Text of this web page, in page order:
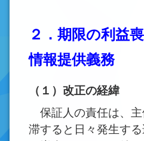
２．期限の利益
情報提供義務
（１）改正の経緯
保証人の責任は、主
滞すると日々発生す